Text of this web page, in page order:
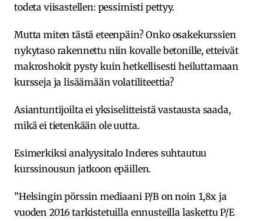
todeta viisastellen: pessimisti pettyy.
Mutta miten tästä eteenpäin? Onko osakekurssien
nykytaso rakennettu niin kovalle betonille, etteivät
makroshokit pysty kuin hetkellisesti heiluttamaan
kursseja ja lisäämään volatiliteettia?
Asiantuntijoilta ei yksiselitteistä vastausta saada,
mikä ei tietenkään ole uutta.
Esimerkiksi analyysitalo Inderes suhtautuu
kurssinousun jatkoon epäillen.
”Helsingin pörssin mediaani P/B on noin 1,8x ja
vuoden 2016 tarkistetuilla ennusteilla laskettu P/E